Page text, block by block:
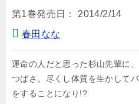
第1巻発売日：
2014/2/14
春田なな
運命の人だと思った杉山先輩に
つばさ。尽くし体質を生かして
をすることになり!?